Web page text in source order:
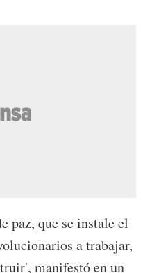
paz, que se instale el
a trabajar,
manifestó en un